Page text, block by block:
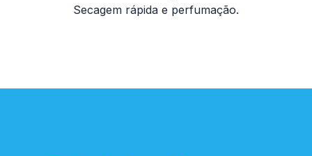
Secagem rápida e perfumação.